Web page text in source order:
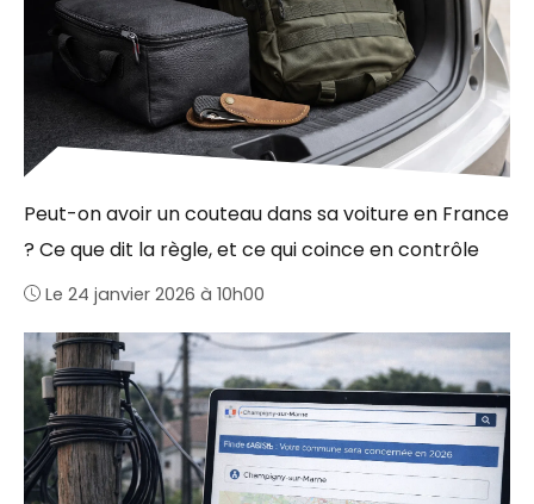
Peut-on avoir un couteau dans sa voiture en France
? Ce que dit la règle, et ce qui coince en contrôle
Le 24 janvier 2026 à 10h00